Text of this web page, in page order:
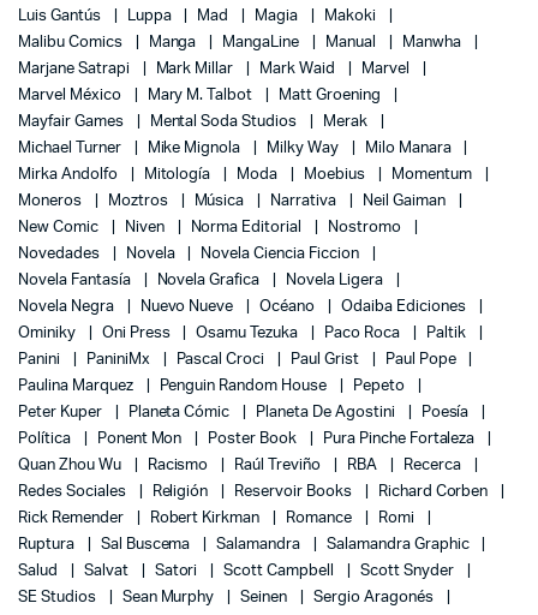
Luis Gantús
Luppa Mad Magia
Makoki
Malibu Comics
Manga MangaLine Manual
Manwha
Marjane Satrapi
Mark Millar Mark Waid
Marvel
Marvel México
Mary M. Talbot
Matt Groening
Mayfair Games
Mental Soda Studios
Merak
Michael Turner
Mike Mignola Milky Way
Milo Manara
Mirka Andolfo
Mitología Moda Moebius
Momentum
Moneros
Moztros Música Narrativa
Neil Gaiman
New Comic
Niven Norma Editorial
Nostromo
Novedades
Novela
Novela Ciencia Ficcion
Novela Fantasía
Novela Grafica
Novela Ligera
Novela Negra
Nuevo Nueve Océano
Odaiba Ediciones
Ominiky
Oni Press Osamu Tezuka Paco Roca
Paltik
Panini
PaniniMx Pascal Croci Paul Grist
Paul Pope
Paulina Marquez
Penguin Random House
Pepeto
Peter Kuper
Planeta Cómic Planeta De Agostini
Poesía
Política
Ponent Mon Poster Book
Pura Pinche Fortaleza
Quan Zhou Wu
Racismo Raúl Treviño RBA
Recerca
Redes Sociales
Religión Reservoir Books
Richard Corben
Rick Remender
Robert Kirkman Romance
Romi
Ruptura
Sal Buscema Salamandra
Salamandra Graphic
Salud
Salvat Satori Scott Campbell
Scott Snyder
SE Studios
Sean Murphy Seinen
Sergio Aragonés